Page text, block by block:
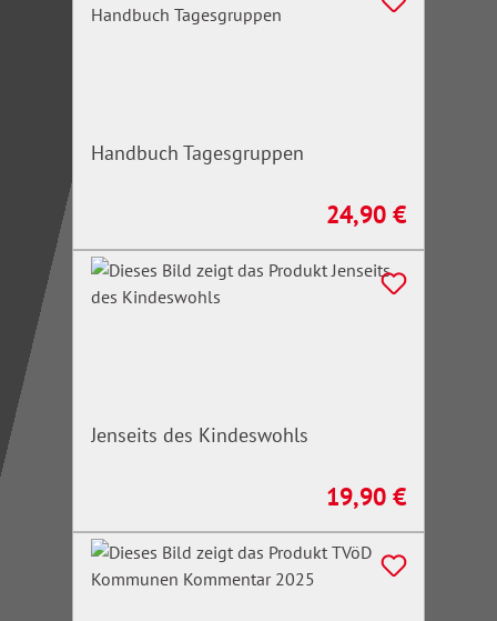
Handbuch Tagesgruppen
Regulärer Preis:
24,90 €
Jenseits des Kindeswohls
Regulärer Preis:
19,90 €